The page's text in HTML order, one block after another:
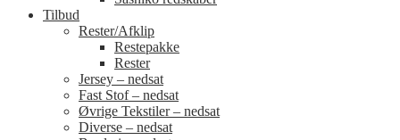
Tilbud
Rester/Afklip
Restepakke
Rester
Jersey – nedsat
Fast Stof – nedsat
Øvrige Tekstiler – nedsat
Diverse – nedsat